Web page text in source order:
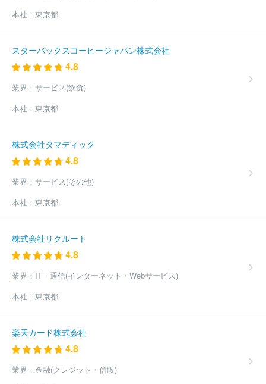
本社： 東京都
スターバックスコーヒージャパン株式会社
4.8
業界： サービス(飲食)
本社： 東京都
株式会社タマディック
4.8
業界： サービス(その他)
本社： 東京都
株式会社リクルート
4.8
業界： IT・通信(インターネット・Webサービス)
本社： 東京都
楽天カード株式会社
4.8
業界： 金融(クレジット・信販)